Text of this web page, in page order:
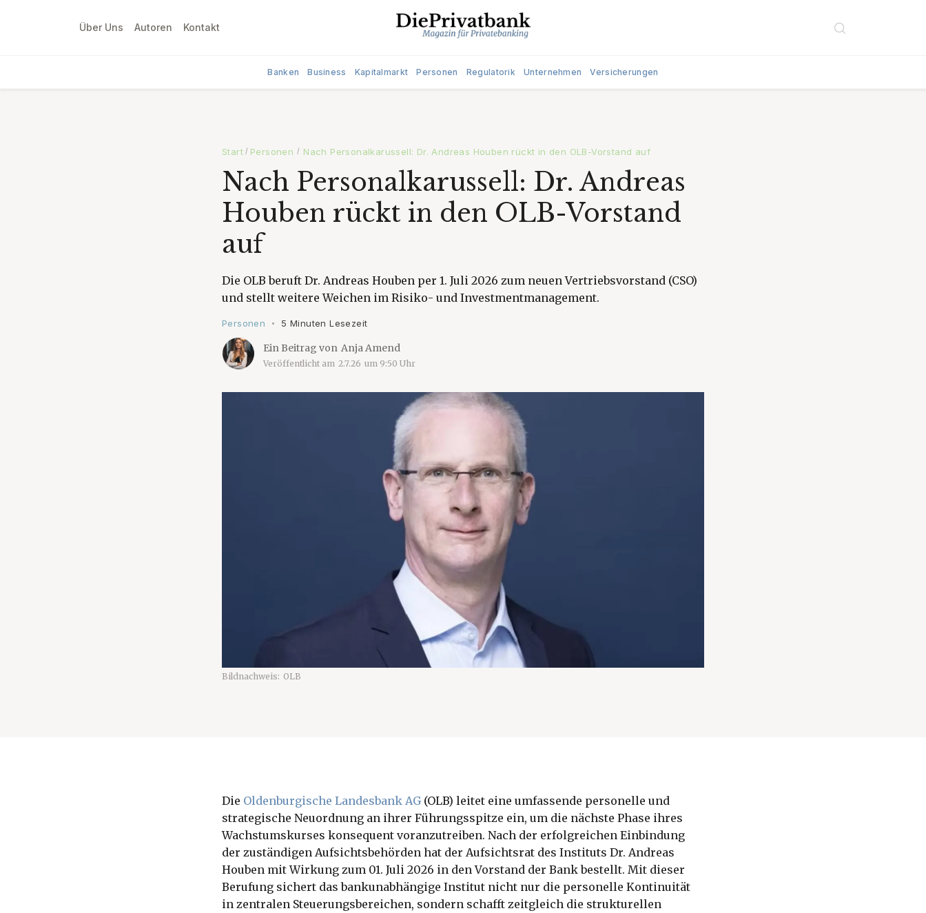
Über Uns Autoren Kontakt
Banken Business Kapitalmarkt Personen Regulatorik Unternehmen Versicherungen
Start / Personen / Nach Personalkarussell: Dr. Andreas Houben rückt in den OLB-Vorstand auf
Nach Personalkarussell: Dr. Andreas
Houben rückt in den OLB-Vorstand
auf
Die OLB beruft Dr. Andreas Houben per 1. Juli 2026 zum neuen Vertriebsvorstand (CSO)
und stellt weitere Weichen im Risiko- und Investmentmanagement.
Personen • 5 Minuten Lesezeit
Ein Beitrag von Anja Amend
Veröffentlicht am 2.7.26 um 9:50 Uhr
Bildnachweis: OLB
Die Oldenburgische Landesbank AG (OLB) leitet eine umfassende personelle und
strategische Neuordnung an ihrer Führungsspitze ein, um die nächste Phase ihres
Wachstumskurses konsequent voranzutreiben. Nach der erfolgreichen Einbindung
der zuständigen Aufsichtsbehörden hat der Aufsichtsrat des Instituts Dr. Andreas
Houben mit Wirkung zum 01. Juli 2026 in den Vorstand der Bank bestellt. Mit dieser
Berufung sichert das bankunabhängige Institut nicht nur die personelle Kontinuität
in zentralen Steuerungsbereichen, sondern schafft zeitgleich die strukturellen